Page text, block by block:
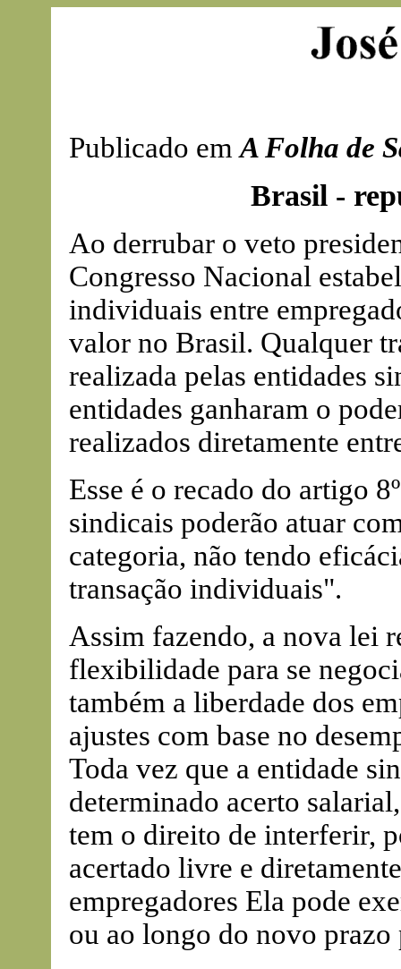
Publicado emA Folha de
Brasil -
Ao derrubar o veto
Congresso Nacional
individuais entre
valor no Brasil. Qualquer
realizada pelas entidades
entidades ganharam o
realizados diretamente
Esse é o recado do artigo
sindicais poderão atuar
categoria, não tendo
transação individuais".
Assim fazendo, a nova lei
flexibilidade para se
também a liberdade dos
ajustes com base no
Toda vez que a entidade
determinado acerto
tem o direito de interferir,
acertado livre e
empregadores Ela pode
ou ao longo do novo